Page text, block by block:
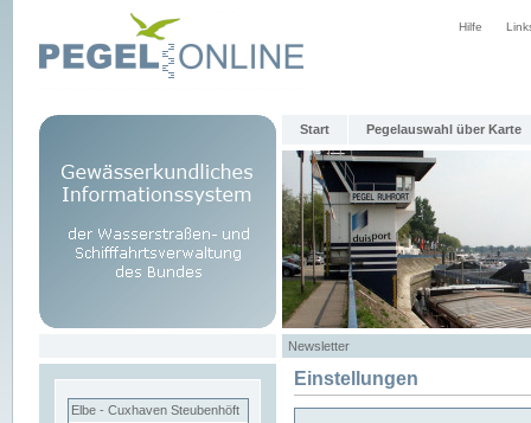
Hilfe
Start Pegelauswahl über Karte
Newsletter
Elbe - Cuxhaven Steubenhöft
Einstellungen